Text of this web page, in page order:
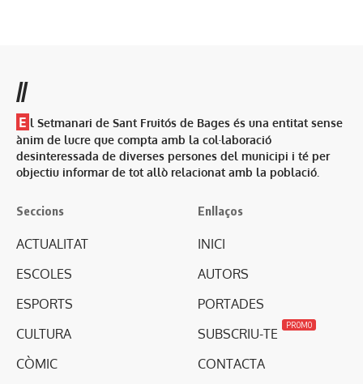
//
E l Setmanari de Sant Fruitós de Bages és una entitat sense
ànim de lucre que compta amb la col·laboració
desinteressada de diverses persones del municipi i té per
objectiu informar de tot allò relacionat amb la població.
Seccions
ACTUALITAT
ESCOLES
ESPORTS
CULTURA
CÒMIC
Enllaços
INICI
AUTORS
PORTADES
SUBSCRIU-TE
PROMO
CONTACTA